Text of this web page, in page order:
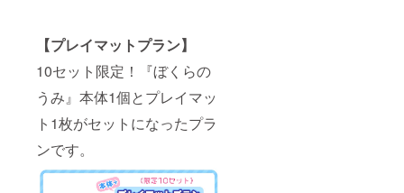
【プレイマットプラン】
10セット限定！『ぼくらの
うみ』本体1個とプレイマッ
ト1枚がセットになったプラ
ンです。